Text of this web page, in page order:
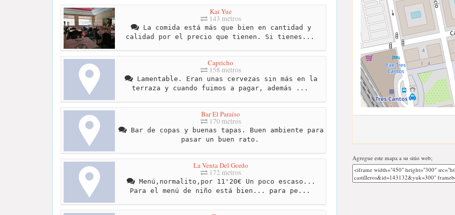
Kai Yue
143 metros
La comida está más que bien en cantidad y
calidad por el precio que tienen. Si tienes...
Capricho
158 metros
Lamentable. Eran unas cervezas sin más en la
terraza y cuando fuimos a pagar, además ...
Bar El Paraíso
170 metros
Bar de copas y buenas tapas. Buen ambiente para
pasar un buen rato.
La Venta Del Gordo
172 metros
Menú,normalito,por 11'20€ Un poco escaso...
Para el menú de niño está bien... para pe...
Agregue este mapa a su sitio web;